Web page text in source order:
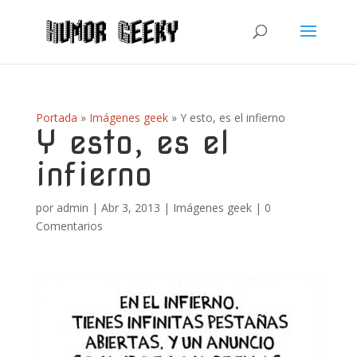
Portada » Imágenes geek» Y esto, es el infierno
Y esto, es el
infierno
por admin | Abr 3, 2013 | Imágenes geek| 0
Comentarios